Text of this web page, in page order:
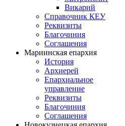
Викарий
Справочник КЕУ
Реквизиты
Благочиния
Соглашения
Мариинская епархия
История
Архиерей
Епархиальное
управление
Реквизиты
Благочиния
Соглашения